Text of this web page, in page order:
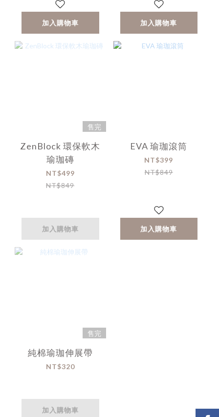
加入購物車 加入購物車
售完
ZenBlock 環保軟木
瑜珈磚
NT$499
NT$849
加入購物車
EVA 瑜珈滾筒
NT$399
NT$849
加入購物車
售完
純棉瑜珈伸展帶
NT$320
加入購物車